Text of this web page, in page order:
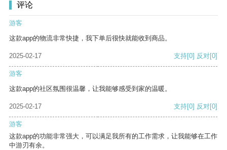
评论
游客
这款app的物流非常快捷，我下单后很快就能收到商品。
2025-02-17 支持[0] 反对[0]
游客
这款app的社区氛围很温馨，让我能够感受到家的温暖。
2025-02-17 支持[0] 反对[0]
游客
这款app的功能非常强大，可以满足我所有的工作需求，让我能够在工作
中游刃有余。